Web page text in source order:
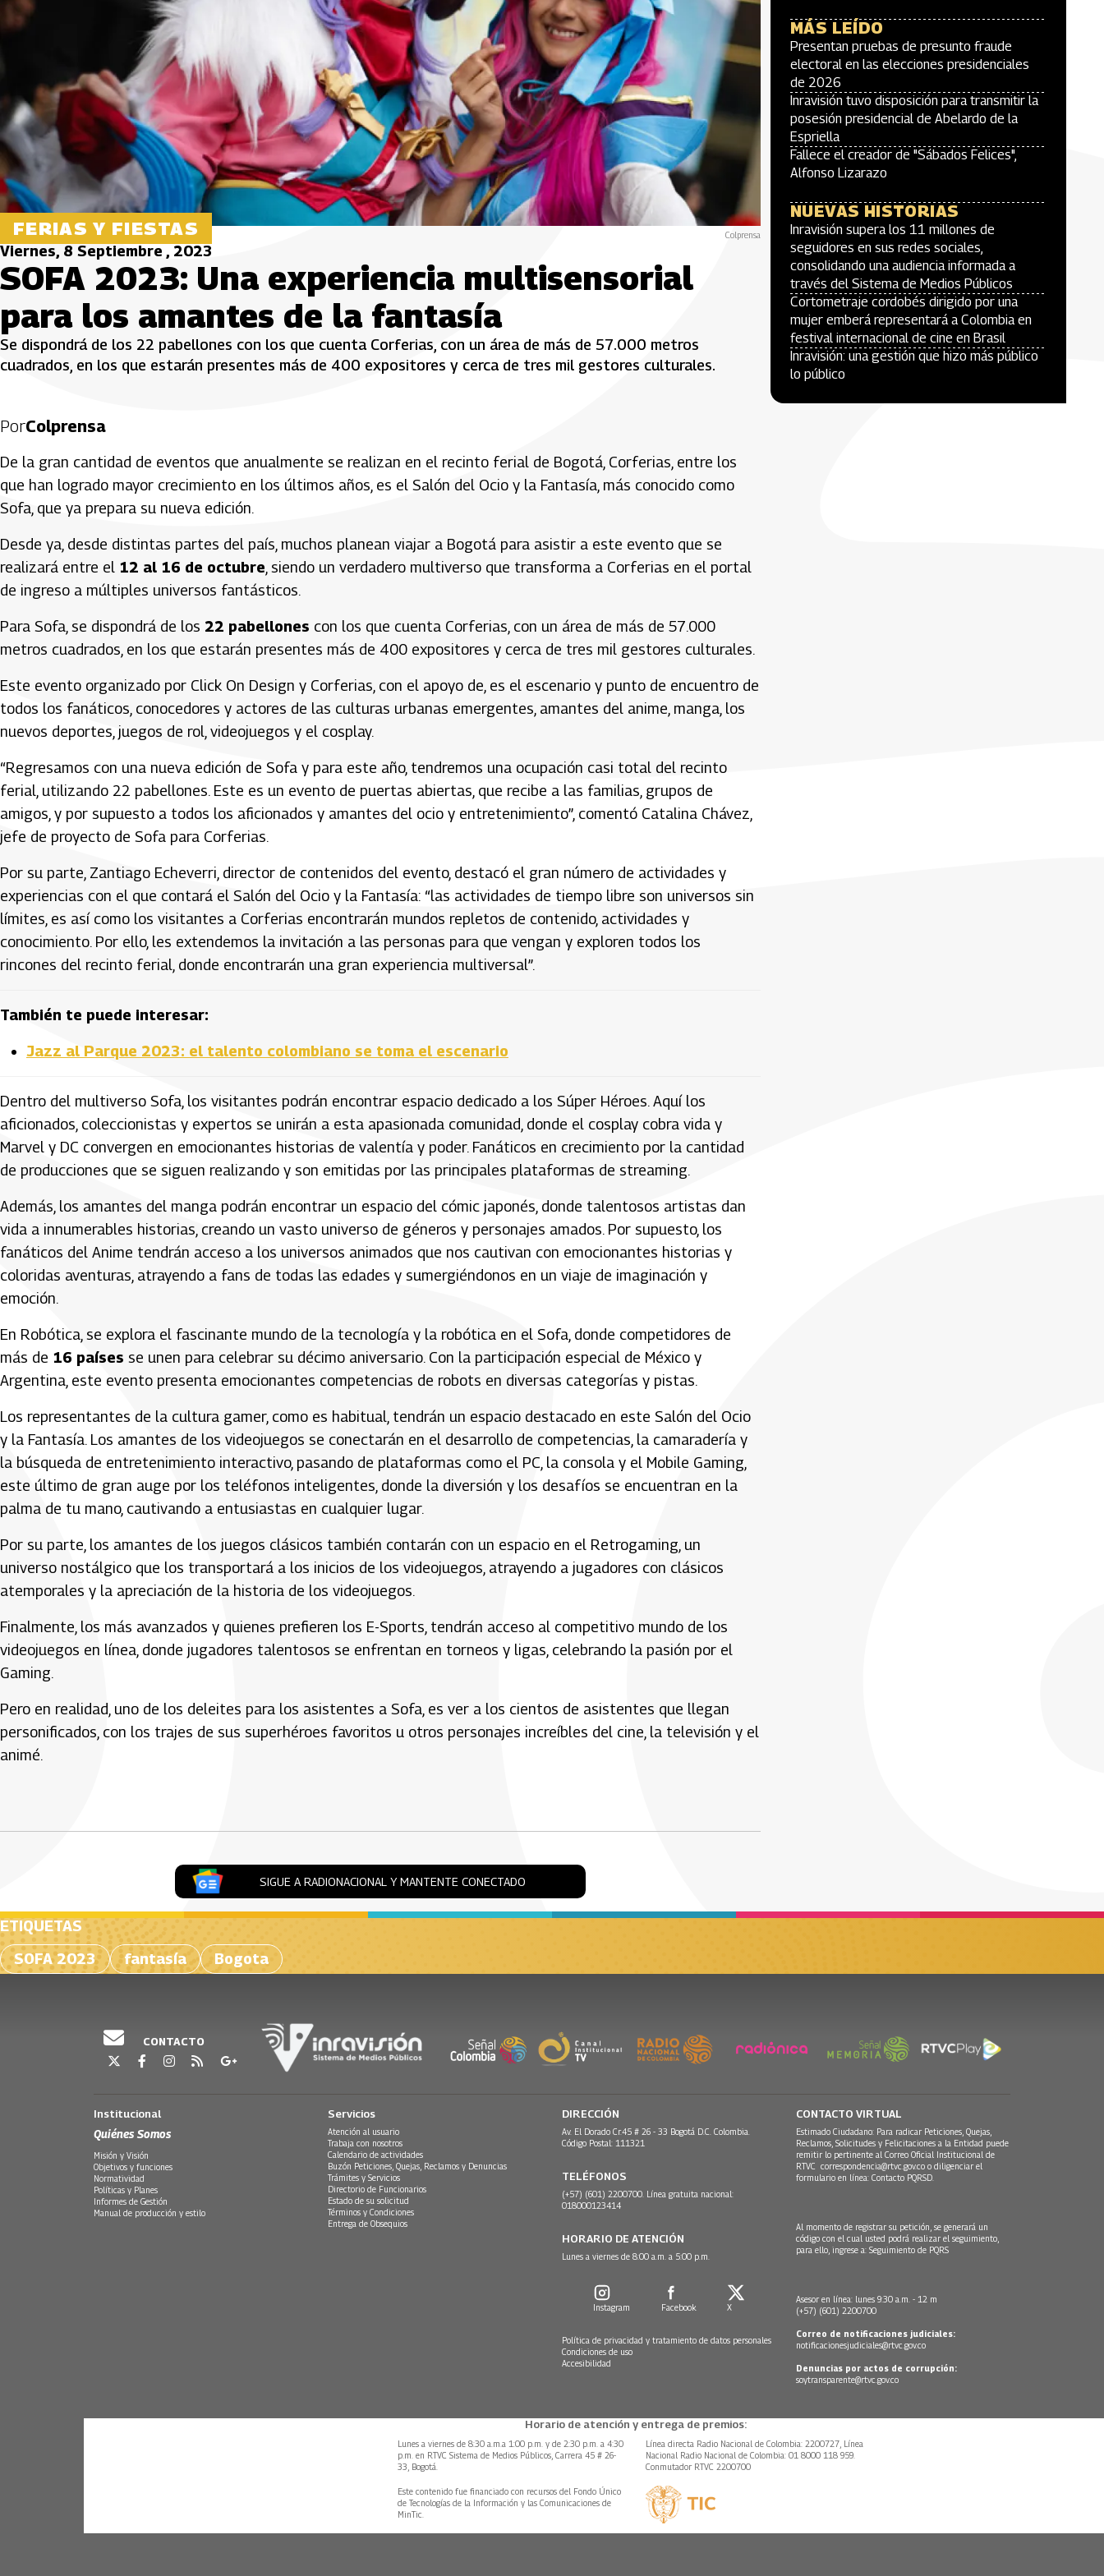
FERIAS Y FIESTAS Colprensa
Viernes, 8 Septiembre , 2023
SOFA 2023: Una experiencia multisensorial
para los amantes de la fantasía
Se dispondrá de los 22 pabellones con los que cuenta Corferias, con un área de más de 57.000 metros
cuadrados, en los que estarán presentes más de 400 expositores y cerca de tres mil gestores culturales.
PorColprensa
De la gran cantidad de eventos que anualmente se realizan en el recinto ferial de Bogotá, Corferias, entre los
que han logrado mayor crecimiento en los últimos años, es el Salón del Ocio y la Fantasía, más conocido como
Sofa, que ya prepara su nueva edición.
Desde ya, desde distintas partes del país, muchos planean viajar a Bogotá para asistir a este evento que se
realizará entre el 12 al 16 de octubre , siendo un verdadero multiverso que transforma a Corferias en el portal
de ingreso a múltiples universos fantásticos.
Para Sofa, se dispondrá de los 22 pabellones con los que cuenta Corferias, con un área de más de 57.000
metros cuadrados, en los que estarán presentes más de 400 expositores y cerca de tres mil gestores culturales.
Este evento organizado por Click On Design y Corferias, con el apoyo de, es el escenario y punto de encuentro de
todos los fanáticos, conocedores y actores de las culturas urbanas emergentes, amantes del anime, manga, los
nuevos deportes, juegos de rol, videojuegos y el cosplay.
“Regresamos con una nueva edición de Sofa y para este año, tendremos una ocupación casi total del recinto
ferial, utilizando 22 pabellones. Este es un evento de puertas abiertas, que recibe a las familias, grupos de
amigos, y por supuesto a todos los aficionados y amantes del ocio y entretenimiento”, comentó Catalina Chávez,
jefe de proyecto de Sofa para Corferias.
Por su parte, Zantiago Echeverri, director de contenidos del evento, destacó el gran número de actividades y
experiencias con el que contará el Salón del Ocio y la Fantasía: “las actividades de tiempo libre son universos sin
límites, es así como los visitantes a Corferias encontrarán mundos repletos de contenido, actividades y
conocimiento. Por ello, les extendemos la invitación a las personas para que vengan y exploren todos los
rincones del recinto ferial, donde encontrarán una gran experiencia multiversal”.
También te puede interesar:
Jazz al Parque 2023: el talento colombiano se toma el escenario
Dentro del multiverso Sofa, los visitantes podrán encontrar espacio dedicado a los Súper Héroes. Aquí los
aficionados, coleccionistas y expertos se unirán a esta apasionada comunidad, donde el cosplay cobra vida y
Marvel y DC convergen en emocionantes historias de valentía y poder. Fanáticos en crecimiento por la cantidad
de producciones que se siguen realizando y son emitidas por las principales plataformas de streaming.
Además, los amantes del manga podrán encontrar un espacio del cómic japonés, donde talentosos artistas dan
vida a innumerables historias, creando un vasto universo de géneros y personajes amados. Por supuesto, los
fanáticos del Anime tendrán acceso a los universos animados que nos cautivan con emocionantes historias y
coloridas aventuras, atrayendo a fans de todas las edades y sumergiéndonos en un viaje de imaginación y
emoción.
En Robótica, se explora el fascinante mundo de la tecnología y la robótica en el Sofa, donde competidores de
más de 16 países se unen para celebrar su décimo aniversario. Con la participación especial de México y
Argentina, este evento presenta emocionantes competencias de robots en diversas categorías y pistas.
Los representantes de la cultura gamer, como es habitual, tendrán un espacio destacado en este Salón del Ocio
y la Fantasía. Los amantes de los videojuegos se conectarán en el desarrollo de competencias, la camaradería y
la búsqueda de entretenimiento interactivo, pasando de plataformas como el PC, la consola y el Mobile Gaming,
este último de gran auge por los teléfonos inteligentes, donde la diversión y los desafíos se encuentran en la
palma de tu mano, cautivando a entusiastas en cualquier lugar.
Por su parte, los amantes de los juegos clásicos también contarán con un espacio en el Retrogaming, un
universo nostálgico que los transportará a los inicios de los videojuegos, atrayendo a jugadores con clásicos
atemporales y la apreciación de la historia de los videojuegos.
Finalmente, los más avanzados y quienes prefieren los E-Sports, tendrán acceso al competitivo mundo de los
videojuegos en línea, donde jugadores talentosos se enfrentan en torneos y ligas, celebrando la pasión por el
Gaming.
Pero en realidad, uno de los deleites para los asistentes a Sofa, es ver a los cientos de asistentes que llegan
personificados, con los trajes de sus superhéroes favoritos u otros personajes increíbles del cine, la televisión y el
animé.
SIGUE A RADIONACIONAL Y MANTENTE CONECTADO
MÁS LEÍDO
Presentan pruebas de presunto fraude
electoral en las elecciones presidenciales
de 2026
Inravisión tuvo disposición para transmitir la
posesión presidencial de Abelardo de la
Espriella
Fallece el creador de "Sábados Felices",
Alfonso Lizarazo
NUEVAS HISTORIAS
Inravisión supera los 11 millones de
seguidores en sus redes sociales,
consolidando una audiencia informada a
través del Sistema de Medios Públicos
Cortometraje cordobés dirigido por una
mujer emberá representará a Colombia en
festival internacional de cine en Brasil
Inravisión: una gestión que hizo más público
lo público
ETIQUETAS
SOFA 2023
fantasía Bogota
CONTACTO
Institucional
Quiénes Somos
Misión y Visión
Objetivos y funciones
Normatividad
Políticas y Planes
Informes de Gestión
Manual de producción y estilo
Servicios
Atención al usuario
Trabaja con nosotros
Calendario de actividades
Buzón Peticiones, Quejas, Reclamos y Denuncias
Trámites y Servicios
Directorio de Funcionarios
Estado de su solicitud
Términos y Condiciones
Entrega de Obsequios
DIRECCIÓN
Av. El Dorado Cr.45 # 26 - 33 Bogotá D.C. Colombia.
Código Postal: 111321
TELÉFONOS
(+57) (601) 2200700. Línea gratuita nacional:
018000123414
HORARIO DE ATENCIÓN
Lunes a viernes de 8:00 a.m. a 5:00 p.m.
Instagram Facebook X
Política de privacidad y tratamiento de datos personales
Condiciones de uso
Accesibilidad
CONTACTO VIRTUAL
Estimado Ciudadano: Para radicar Peticiones, Quejas,
Reclamos, Solicitudes y Felicitaciones a la Entidad puede
remitir lo pertinente al Correo Oficial Institucional de
RTVC correspondencia@rtvc.gov.co o diligenciar el
formulario en línea: Contacto PQRSD.
Al momento de registrar su petición, se generará un
código con el cual usted podrá realizar el seguimiento,
para ello, ingrese a: Seguimiento de PQRS
Asesor en línea: lunes 9:30 a.m. - 12 m
(+57) (601) 2200700
Correo de notificaciones judiciales:
notificacionesjudiciales@rtvc.gov.co
Denuncias por actos de corrupción:
soytransparente@rtvc.gov.co
Horario de atención y entrega de premios:
Lunes a viernes de 8:30 a.m.a 1:00 p.m. y de 2:30 p.m. a 4:30
p.m. en RTVC Sistema de Medios Públicos, Carrera 45 # 26-
33, Bogotá.
Línea directa Radio Nacional de Colombia: 2200727, Línea
Nacional Radio Nacional de Colombia: 01 8000 118 959.
Conmutador RTVC 2200700
Este contenido fue financiado con recursos del Fondo Único
de Tecnologías de la Información y las Comunicaciones de
MinTic.